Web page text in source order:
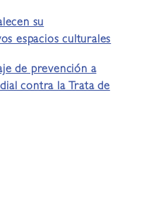
su
espacios culturales
de prevención a
contra la Trata de